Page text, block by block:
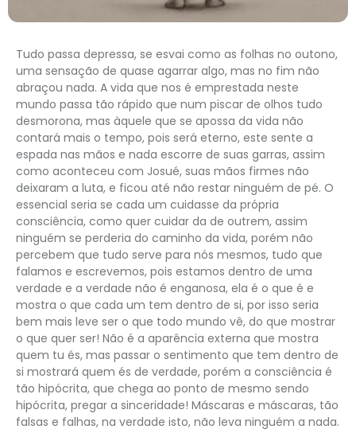
Tudo passa depressa, se esvai como as folhas no outono,
uma sensação de quase agarrar algo, mas no fim não
abraçou nada. A vida que nos é emprestada neste
mundo passa tão rápido que num piscar de olhos tudo
desmorona, mas àquele que se apossa da vida não
contará mais o tempo, pois será eterno, este sente a
espada nas mãos e nada escorre de suas garras, assim
como aconteceu com Josué, suas mãos firmes não
deixaram a luta, e ficou até não restar ninguém de pé. O
essencial seria se cada um cuidasse da própria
consciência, como quer cuidar da de outrem, assim
ninguém se perderia do caminho da vida, porém não
percebem que tudo serve para nós mesmos, tudo que
falamos e escrevemos, pois estamos dentro de uma
verdade e a verdade não é enganosa, ela é o que é e
mostra o que cada um tem dentro de si, por isso seria
bem mais leve ser o que todo mundo vê, do que mostrar
o que quer ser! Não é a aparência externa que mostra
quem tu és, mas passar o sentimento que tem dentro de
si mostrará quem és de verdade, porém a consciência é
tão hipócrita, que chega ao ponto de mesmo sendo
hipócrita, pregar a sinceridade! Máscaras e máscaras, tão
falsas e falhas, na verdade isto, não leva ninguém a nada.